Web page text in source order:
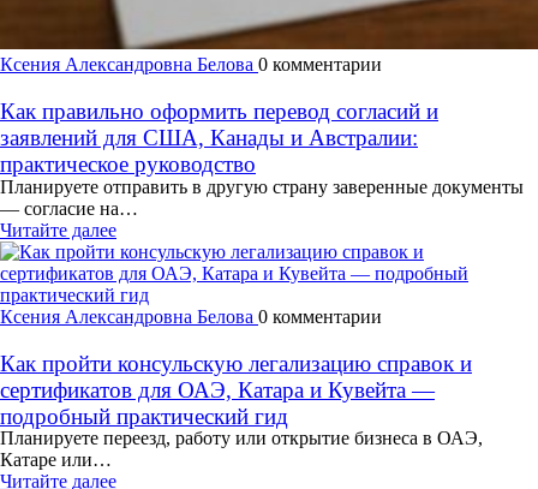
Ксения Александровна Белова 0 комментарии
Как правильно оформить перевод согласий и
заявлений для США, Канады и Австралии:
практическое руководство
Планируете отправить в другую страну заверенные документы
— согласие на…
Читайте далее
Ксения Александровна Белова 0 комментарии
Как пройти консульскую легализацию справок и
сертификатов для ОАЭ, Катара и Кувейта —
подробный практический гид
Планируете переезд, работу или открытие бизнеса в ОАЭ,
Катаре или…
Читайте далее